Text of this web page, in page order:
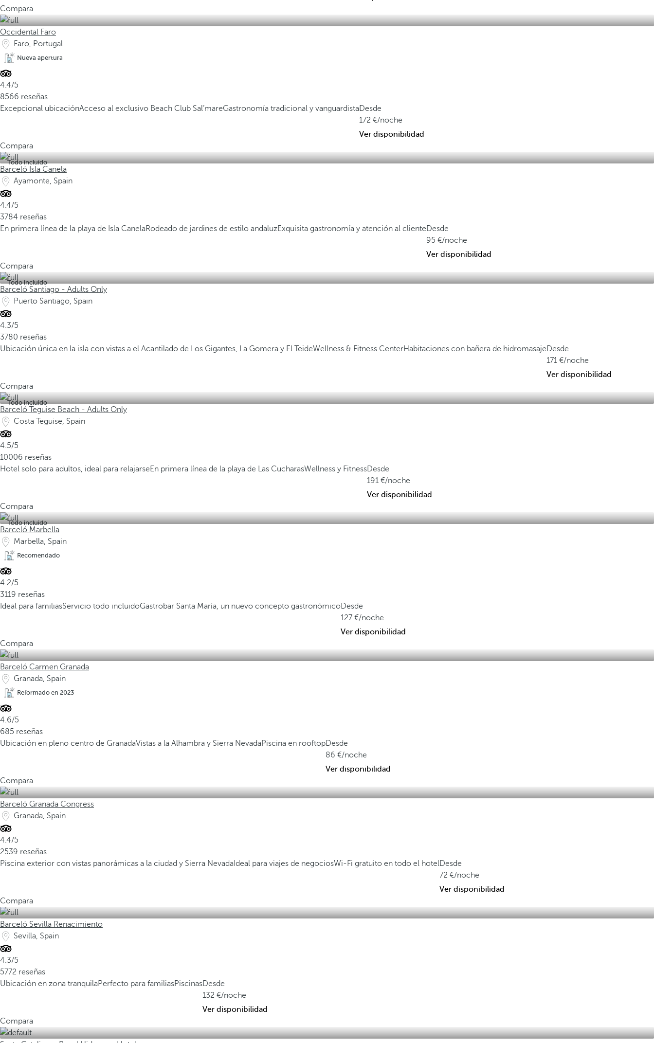
Compara
Occidental Faro
Faro, Portugal
Nueva apertura
4.4/5
8566 reseñas
Excepcional ubicaciónAcceso al exclusivo Beach Club Sal’mareGastronomía tradicional y vanguardistaDesde
172
/noche
Ver disponibilidad
Compara
Todo incluido
Barceló Isla Canela
Ayamonte, Spain
4.4/5
3784 reseñas
En primera línea de la playa de Isla CanelaRodeado de jardines de estilo andaluzExquisita gastronomía y atención al clienteDesde
95
/noche
Ver disponibilidad
Compara
Todo incluido
Barceló Santiago - Adults Only
Puerto Santiago, Spain
4.3/5
3780 reseñas
Ubicación única en la isla con vistas a el Acantilado de Los Gigantes, La Gomera y El TeideWellness & Fitness CenterHabitaciones con bañera de hidromasajeDesde
171
/noche
Ver disponibilidad
Compara
Todo incluido
Barceló Teguise Beach - Adults Only
Costa Teguise, Spain
4.5/5
10006 reseñas
Hotel solo para adultos, ideal para relajarseEn primera línea de la playa de Las CucharasWellness y FitnessDesde
191
/noche
Ver disponibilidad
Compara
Todo incluido
Barceló Marbella
Marbella, Spain
Recomendado
4.2/5
3119 reseñas
Ideal para familiasServicio todo incluidoGastrobar Santa María, un nuevo concepto gastronómicoDesde
127
/noche
Ver disponibilidad
Compara
Barceló Carmen Granada
Granada, Spain
Reformado en 2023
4.6/5
685 reseñas
Ubicación en pleno centro de GranadaVistas a la Alhambra y Sierra NevadaPiscina en rooftopDesde
86
/noche
Ver disponibilidad
Compara
Barceló Granada Congress
Granada, Spain
4.4/5
2539 reseñas
Piscina exterior con vistas panorámicas a la ciudad y Sierra Nevada Ideal para viajes de negociosWi-Fi gratuito en todo el hotelDesde
72
/noche
Ver disponibilidad
Compara
Barceló Sevilla Renacimiento
Sevilla, Spain
4.3/5
5772 reseñas
Ubicación en zona tranquilaPerfecto para familiasPiscinasDesde
132
/noche
Ver disponibilidad
Compara